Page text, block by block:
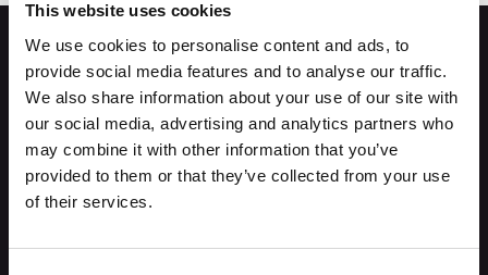
This website uses cookies
We use cookies to personalise content and ads, to
provide social media features and to analyse our traffic.
We also share information about your use of our site with
our social media, advertising and analytics partners who
may combine it with other information that you’ve
provided to them or that they’ve collected from your use
of their services.
Contactgegevens
Aiki-Budo Sport / Ronin BV
Dennenlaan 28
info@aiki-budo.nl